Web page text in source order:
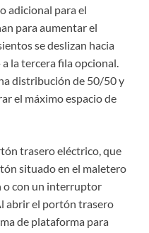
adicional para el
para aumentar el
se deslizan hacia
la tercera fila opcional.
distribución de 50/50 y
el máximo espacio de
trasero eléctrico, que
situado en el maletero
o con un interruptor
abrir el portón trasero
de plataforma para